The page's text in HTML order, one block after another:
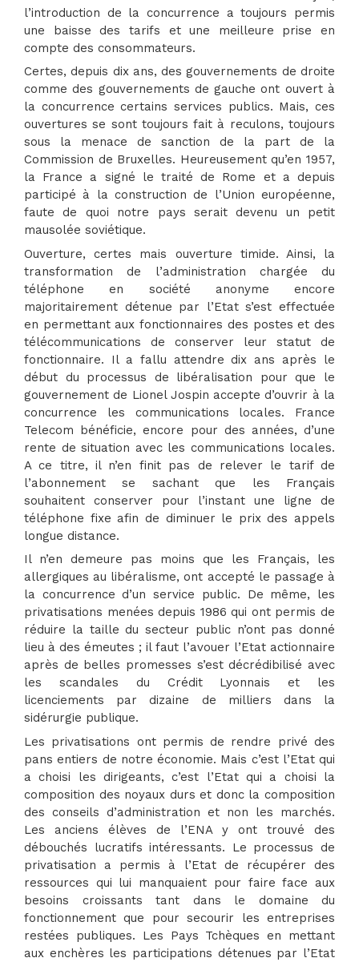
l’introduction de la concurrence a toujours permis
une baisse des tarifs et une meilleure prise en
compte des consommateurs.
Certes, depuis dix ans, des gouvernements de droite
comme des gouvernements de gauche ont ouvert à
la concurrence certains services publics. Mais, ces
ouvertures se sont toujours fait à reculons, toujours
sous la menace de sanction de la part de la
Commission de Bruxelles. Heureusement qu’en 1957,
la France a signé le traité de Rome et a depuis
participé à la construction de l’Union européenne,
faute de quoi notre pays serait devenu un petit
mausolée soviétique.
Ouverture, certes mais ouverture timide. Ainsi, la
transformation de l’administration chargée du
téléphone en société anonyme encore
majoritairement détenue par l’Etat s’est effectuée
en permettant aux fonctionnaires des postes et des
télécommunications de conserver leur statut de
fonctionnaire. Il a fallu attendre dix ans après le
début du processus de libéralisation pour que le
gouvernement de Lionel Jospin accepte d’ouvrir à la
concurrence les communications locales. France
Telecom bénéficie, encore pour des années, d’une
rente de situation avec les communications locales.
A ce titre, il n’en finit pas de relever le tarif de
l’abonnement se sachant que les Français
souhaitent conserver pour l’instant une ligne de
téléphone fixe afin de diminuer le prix des appels
longue distance.
Il n’en demeure pas moins que les Français, les
allergiques au libéralisme, ont accepté le passage à
la concurrence d’un service public. De même, les
privatisations menées depuis 1986 qui ont permis de
réduire la taille du secteur public n’ont pas donné
lieu à des émeutes ; il faut l’avouer l’Etat actionnaire
après de belles promesses s’est décrédibilisé avec
les scandales du Crédit Lyonnais et les
licenciements par dizaine de milliers dans la
sidérurgie publique.
Les privatisations ont permis de rendre privé des
pans entiers de notre économie. Mais c’est l’Etat qui
a choisi les dirigeants, c’est l’Etat qui a choisi la
composition des noyaux durs et donc la composition
des conseils d’administration et non les marchés.
Les anciens élèves de l’ENA y ont trouvé des
débouchés lucratifs intéressants. Le processus de
privatisation a permis à l’Etat de récupérer des
ressources qui lui manquaient pour faire face aux
besoins croissants tant dans le domaine du
fonctionnement que pour secourir les entreprises
restées publiques. Les Pays Tchèques en mettant
aux enchères les participations détenues par l’Etat